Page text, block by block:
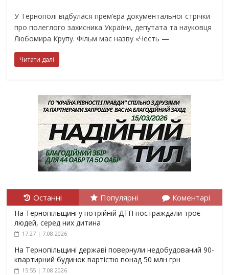
У Тернополі відбулася прем’єра документальної стрічки
про полеглого захисника України, депутата та науковця
Любомира Крупу. Фільм має назву «Честь —
Читати далі
Останні Популярні Коментарі
На Тернопільщині у потрійній ДТП постраждали троє
людей, серед них дитина
17:27 | 7.08.2026
На Тернопільщині державі повернули недобудований 90-
квартирний будинок вартістю понад 50 млн грн
15:55 | 7.08.2026